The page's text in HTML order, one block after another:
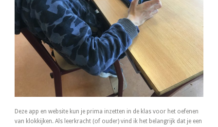
Deze app en website kun je prima inzetten in de klas voor het oefenen
van klokkijken. Als leerkracht (of ouder) vind ik het belangrijk dat je een